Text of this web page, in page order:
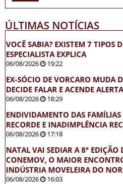
ÚLTIMAS NOTÍCIAS
VOCÊ SABIA? EXISTEM 7 TIPOS
ESPECIALISTA EXPLICA
06/08/2026 19:22
EX-SÓCIO DE VORCARO MUDA
DECIDE FALAR E ACENDE
06/08/2026 18:29
ENDIVIDAMENTO DAS FAMÍLIAS
RECORDE E INADIMPLÊNCIA
06/08/2026 17:18
NATAL VAI SEDIAR A 8ª EDIÇÃO
CONEMOV, O MAIOR
INDÚSTRIA MOVELEIRA DO
06/08/2026 16:03